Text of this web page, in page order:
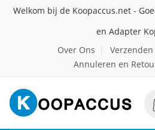
Welkom bij de Koopaccus.net -
en Adapter
Over Ons
Annuleren en